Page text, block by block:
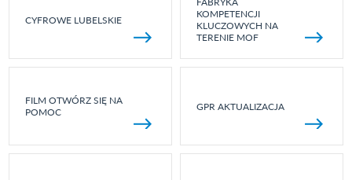
CYFROWE LUBELSKIE
KOMPETENCJI
KLUCZOWYCH NA
TERENIE MOF
FILM OTWÓRZ SIĘ NA
POMOC
GPR AKTUALIZACJA